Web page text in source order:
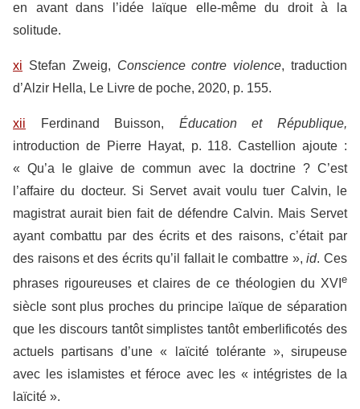
en avant dans l’idée laïque elle-même du droit à la
solitude.
xi Stefan Zweig, Conscience contre violence, traduction
d’Alzir Hella, Le Livre de poche, 2020, p. 155.
xii Ferdinand Buisson, Éducation et République,
introduction de Pierre Hayat, p. 118. Castellion ajoute :
« Qu’a le glaive de commun avec la doctrine ? C’est
l’affaire du docteur. Si Servet avait voulu tuer Calvin, le
magistrat aurait bien fait de défendre Calvin. Mais Servet
ayant combattu par des écrits et des raisons, c’était par
des raisons et des écrits qu’il fallait le combattre », id. Ces
phrases rigoureuses et claires de ce théologien du XVI e
siècle sont plus proches du principe laïque de séparation
que les discours tantôt simplistes tantôt emberlificotés des
actuels partisans d’une « laïcité tolérante », sirupeuse
avec les islamistes et féroce avec les « intégristes de la
laïcité ».